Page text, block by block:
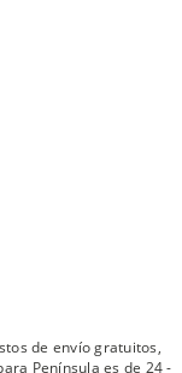
de envío gratuitos,
Península es de 24 -